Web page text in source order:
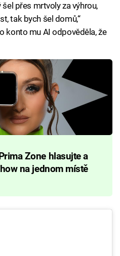
přes mrtvoly za výhrou,
tak bych šel domů,“
konto mu AI odpověděla, že
Zone hlasujte a
na jednom místě